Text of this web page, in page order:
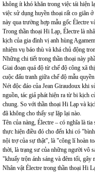
không ít khó khăn trong việc tái hiện
việc sử dụng huyền thoại rất co giãn
này qua trường hợp mẫu gốc Électre
Trong thần thoại Hi Lạp, Électre là
kịch của gia đình vị anh hùng
nhiệm vụ báo thù và khá chủ động
Những chi tiết trong thần thoại này
Giai đoạn quá độ từ chế độ công xã
cuộc đấu tranh giữa chế độ mẫu
Nét độc đáo của Jean Giraudoux khi
nguồn, tác giả phát hiện ra từ bi kịch
chung. So với thần thoại Hi Lạp và
đã không cho thấy sự lặp lại nào.
Tên của nàng, Électre – có nghĩa là
thực hiện điều đó cho đến khi có
nội trợ của sự thật", là "công lí hoàn
thời, là trạng sư của những người vô
"khuấy trộn ánh sáng và đêm tối, gây
Nhân vật Électre trong thần thoại Hi